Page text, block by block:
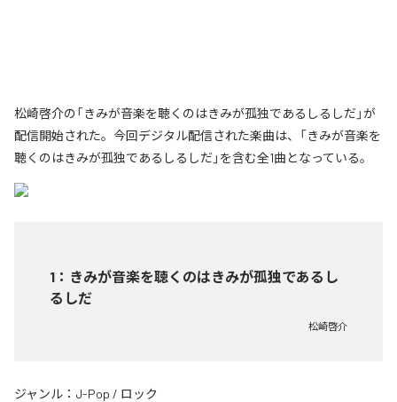
松崎啓介の「きみが音楽を聴くのはきみが孤独であるしるしだ」が
配信開始された。今回デジタル配信された楽曲は、「きみが音楽を
聴くのはきみが孤独であるしるしだ」を含む全1曲となっている。
1 ： きみが音楽を聴くのはきみが孤独であるし
るしだ
松崎啓介
ジャンル： J-Pop / ロック